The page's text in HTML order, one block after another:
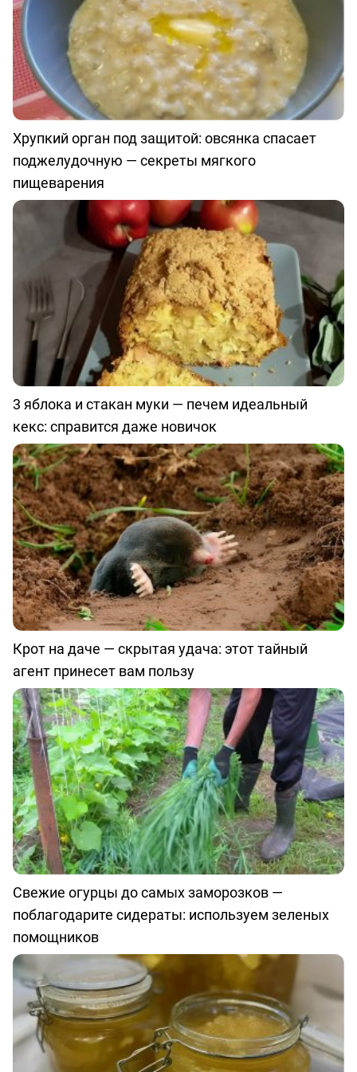
Хрупкий орган под защитой: овсянка спасает
поджелудочную — секреты мягкого
пищеварения
3 яблока и стакан муки — печем идеальный
кекс: справится даже новичок
Крот на даче — скрытая удача: этот тайный
агент принесет вам пользу
Свежие огурцы до самых заморозков —
поблагодарите сидераты: используем зеленых
помощников